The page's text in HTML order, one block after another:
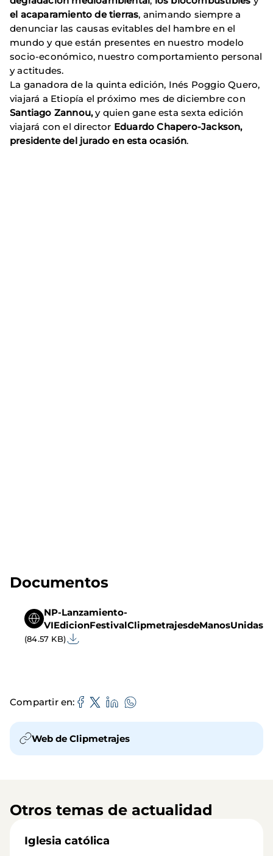
el acaparamiento de tierras, animando siempre a
denunciar las causas evitables del hambre en el
mundo y que están presentes en nuestro modelo
socio-económico, nuestro comportamiento personal
y actitudes.
La ganadora de la quinta edición, Inés Poggio Quero,
viajará a Etiopía el próximo mes de diciembre con
Santiago Zannou,y quien gane esta sexta edición
viajará con el director Eduardo Chapero-Jackson,
presidente del jurado en esta ocasión.
Documentos
NP-Lanzamiento-
VIEdicionFestivalClipmetrajesdeManosUnidas
(84.57 KB)
Compartir en
Web de Clipmetrajes
Otros temas de actualidad
Iglesia católica